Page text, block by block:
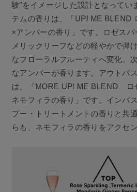
験”をイメージした設計となってい
テムの香りは、「UP! ME BLEND
×アンバーの香り」です。ロゼスパ
メリックリーフなどの軽やかで弾
なフローラルフルーティへ変化。
なアンバーが香ります。アウトバ
は、「MORE UP! ME BLEND ロ
ネモフィラの香り」です。インバ
プー・トリートメントの香りと共
らも、ネモフィラの香りをアクセ